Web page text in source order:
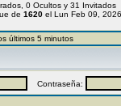
0 Ocultos y 31
de 1620 el Lun Feb 09,
últimos 5 minutos
Contraseña: